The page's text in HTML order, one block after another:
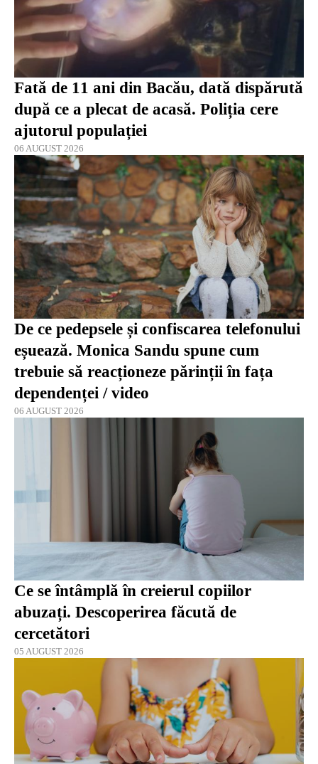
Fată de 11 ani din Bacău, dată dispărută
după ce a plecat de acasă. Poliția cere
ajutorul populației
06 AUGUST 2026
De ce pedepsele și confiscarea telefonului
eșuează. Monica Sandu spune cum
trebuie să reacționeze părinții în fața
dependenței / video
06 AUGUST 2026
Ce se întâmplă în creierul copiilor
abuzați. Descoperirea făcută de
cercetători
05 AUGUST 2026